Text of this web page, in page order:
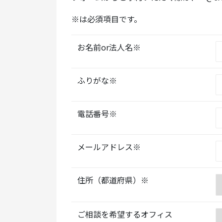
※は必須項目です。
お名前or法人名※
ふりがな※
電話番号※
メールアドレス※
住所（都道府県）※
ご相談を希望するオフィス